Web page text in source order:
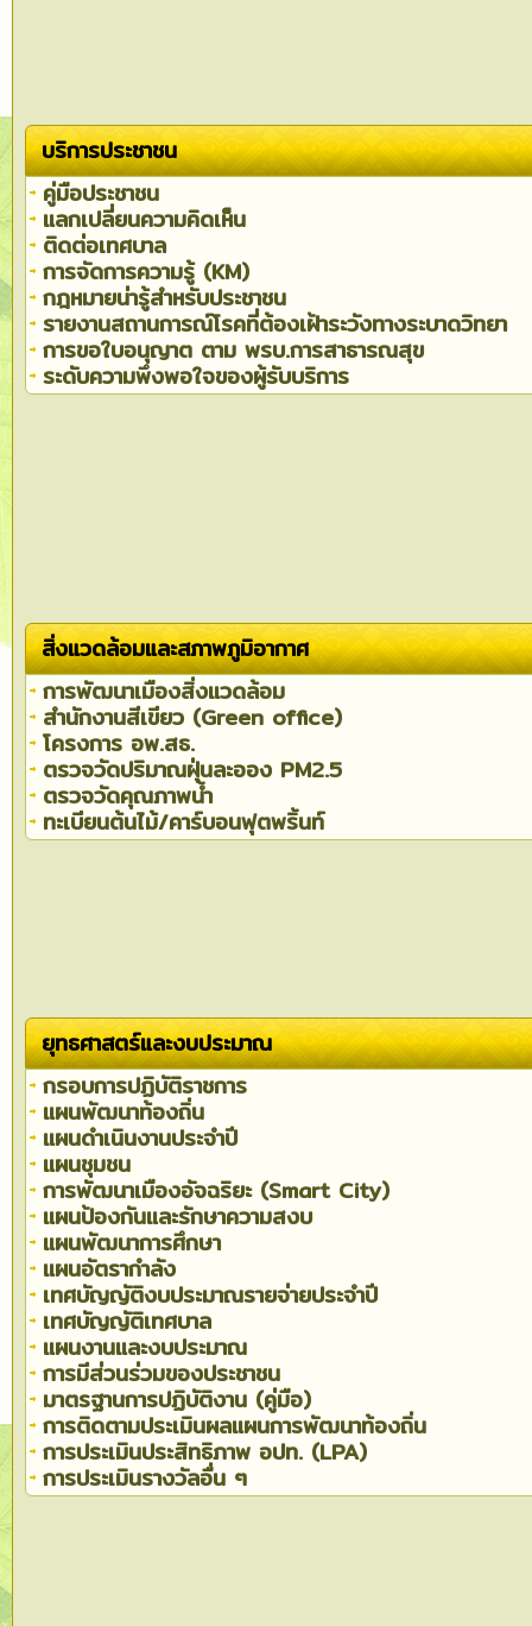
บริการประชาชน
คู่มือประชาชน
แลกเปลี่ยนความคิดเห็น
ติดต่อเทศบาล
การจัดการความรู้ (KM)
กฎหมายน่ารู้สำหรับประชาชน
รายงานสถานการณ์โรคที่ต้องเฝ้าระวังทางระบาดวิทยา
การขอใบอนุญาต ตาม พรบ.การสาธารณสุข
ระดับความพึงพอใจของผู้รับบริการ
สิ่งแวดล้อมและสภาพภูมิอากาศ
การพัฒนาเมืองสิ่งแวดล้อม
สำนักงานสีเขียว (Green office)
โครงการ อพ.สธ.
ตรวจวัดปริมาณฝุ่นละออง PM2.5
ตรวจวัดคุณภาพน้ำ
ทะเบียนต้นไม้/คาร์บอนฟุตพริ้นท์
ยุทธศาสตร์และงบประมาณ
กรอบการปฏิบัติราชการ
แผนพัฒนาท้องถิ่น
แผนดำเนินงานประจำปี
แผนชุมชน
การพัฒนาเมืองอัจฉริยะ (Smart City)
แผนป้องกันและรักษาความสงบ
แผนพัฒนาการศึกษา
แผนอัตรากำลัง
เทศบัญญัติงบประมาณรายจ่ายประจำปี
เทศบัญญัติเทศบาล
แผนงานและงบประมาณ
การมีส่วนร่วมของประชาชน
มาตรฐานการปฏิบัติงาน (คู่มือ)
การติดตามประเมินผลแผนการพัฒนาท้องถิ่น
การประเมินประสิทธิภาพ อปท. (LPA)
การประเมินรางวัลอื่น ๆ